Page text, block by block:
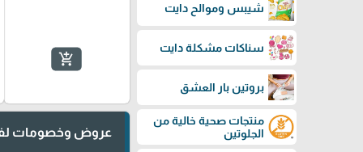
شيبس وموالح دايت
سناكات مشكلة دايت
بروتين بار العشق
منتجات صحية خالية من
الجلوتين
add_shopping_cart
عروض وخصومات